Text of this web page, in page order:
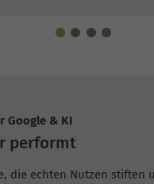
Google & KI
performt
die echten Nutzen stiften